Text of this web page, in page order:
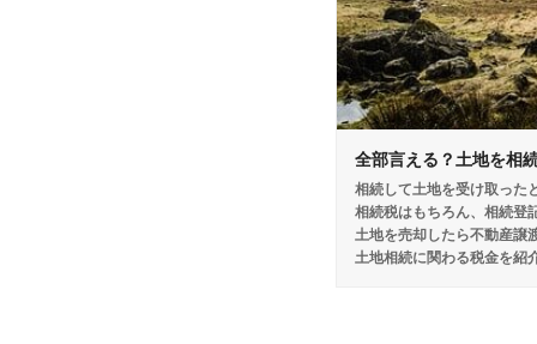
全部言える？土地を相
相続して土地を受け取った
相続税はもちろん、相続登
土地を売却したら不動産譲
土地相続に関わる税金を紹